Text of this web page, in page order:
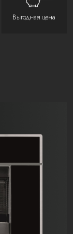
Выгодная цена